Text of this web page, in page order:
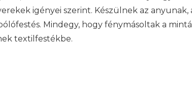
igényei szerint. Készülnek az
Mindegy, hogy fénymásoltak a
textilfestékbe.